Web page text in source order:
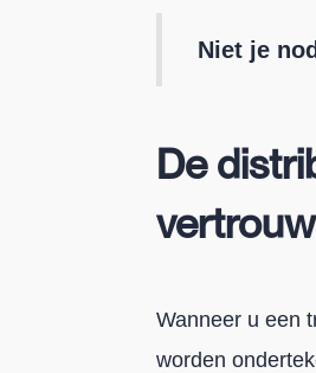
Niet je
De
Wanneer u een
worden